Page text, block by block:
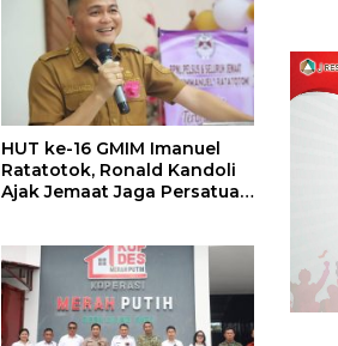
HUT ke-16 GMIM Imanuel
Ratatotok, Ronald Kandoli
Ajak Jemaat Jaga Persatuan